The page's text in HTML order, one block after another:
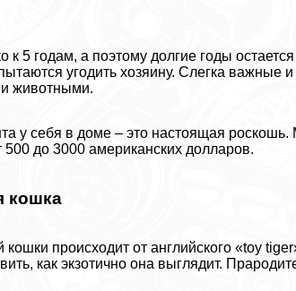
к 5 годам, а поэтому долгие годы
угодить хозяину. Слегка
животными.
у себя в доме – это настоящая
до 3000 американских долларов.
кошка
происходит от английского «toy
как экзотично она выглядит.